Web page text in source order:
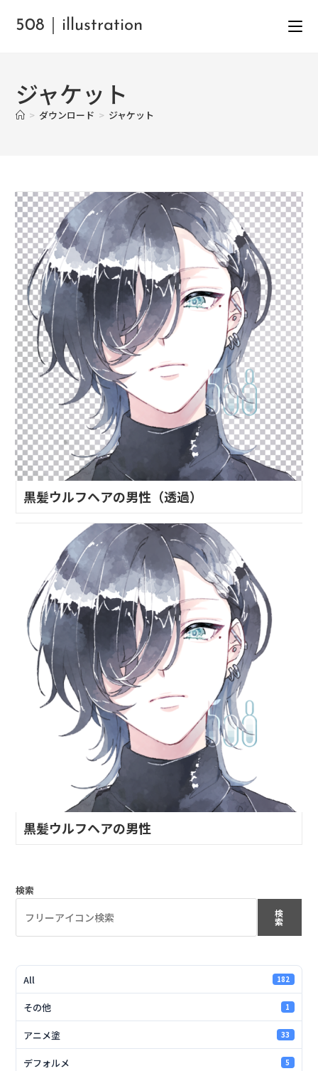
508｜illustration
ジャケット
> ダウンロード > ジャケット
黒髪ウルフヘアの男性（透過）
黒髪ウルフヘアの男性
検索
検
索
All 182
その他 1
アニメ塗 33
デフォルメ 5